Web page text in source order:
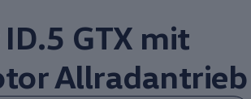
ID.5 GTX mit
Allradantrieb